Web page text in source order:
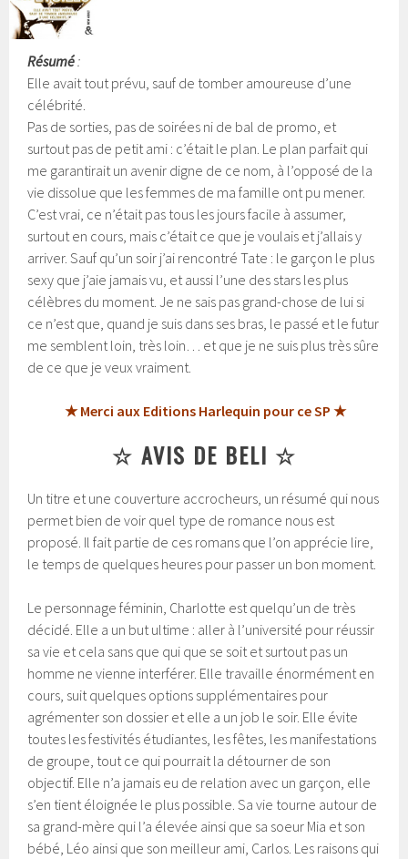
Résumé:
Elle avait tout prévu, sauf de tomber amoureuse d’une
célébrité.
Pas de sorties, pas de soirées ni de bal de promo, et
surtout pas de petit ami : c’était le plan. Le plan parfait qui
me garantirait un avenir digne de ce nom, à l’opposé de la
vie dissolue que les femmes de ma famille ont pu mener.
C’est vrai, ce n’était pas tous les jours facile à assumer,
surtout en cours, mais c’était ce que je voulais et j’allais y
arriver.Sauf qu’un soir j’ai rencontré Tate : le garçon le plus
sexy que j’aie jamais vu, et aussi l’une des stars les plus
célèbres du moment. Je ne sais pas grand-chose de lui si
ce n’est que, quand je suis dans ses bras, le passé et le futur
me semblent loin, très loin… et que je ne suis plus très sûre
de ce que je veux vraiment.
★ Merci aux Editions Harlequin pour ce SP ★
☆ AVIS DE BELI ☆
Un titre et une couverture accrocheurs, un résumé qui nous
permet bien de voir quel type de romance nous est
proposé. Il fait partie de ces romans que l’on apprécie lire,
le temps de quelques heures pour passer un bon moment.
Le personnage féminin, Charlotte est quelqu’un de très
décidé. Elle a un but ultime : aller à l’université pour réussir
sa vie et cela sans que qui que se soit et surtout pas un
homme ne vienne interférer. Elle travaille énormément en
cours, suit quelques options supplémentaires pour
agrémenter son dossier et elle a un job le soir. Elle évite
toutes les festivités étudiantes, les fêtes, les manifestations
de groupe, tout ce qui pourrait la détourner de son
objectif. Elle n’a jamais eu de relation avec un garçon, elle
s’en tient éloignée le plus possible. Sa vie tourne autour de
sa grand-mère qui l’a élevée ainsi que sa soeur Mia et son
bébé, Léo ainsi que son meilleur ami, Carlos. Les raisons qui